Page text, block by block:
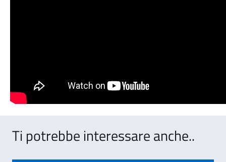
Ti potrebbe interessare anche..